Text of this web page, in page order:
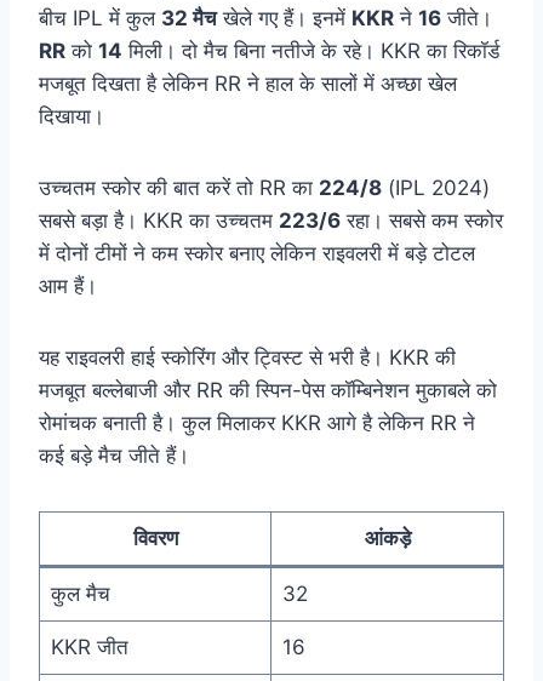
बीच IPL में कुल 32 मैचखेले गए हैं। इनमें KKR ने 16 जीते।
RR को 14 मिली। दो मैच बिना नतीजे के रहे। KKR का रिकॉर्ड
मजबूत दिखता है लेकिन RR ने हाल के सालों में अच्छा खेल
दिखाया।
उच्चतम स्कोर की बात करें तो RR का 224/8 (IPL 2024)
सबसे बड़ा है। KKR का उच्चतम 223/6 रहा। सबसे कम स्कोर
में दोनों टीमों ने कम स्कोर बनाए लेकिन राइवलरी में बड़े टोटल
आम हैं।
यह राइवलरी हाई स्कोरिंग और ट्विस्ट से भरी है। KKR की
मजबूत बल्लेबाजी और RR की स्पिन-पेस कॉम्बिनेशन मुकाबले को
रोमांचक बनाती है। कुल मिलाकर KKR आगे है लेकिन RR ने
कई बड़े मैच जीते हैं।
विवरण आंकड़े
कुल मैच 32
KKR जीत 16